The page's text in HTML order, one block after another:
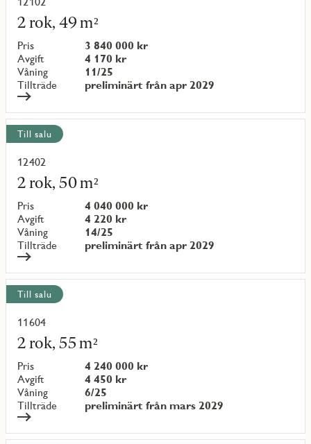
2 rok, 49 m²
Pris
3 840 000 kr
Avgift
4 170 kr
Våning
11/25
Tillträde
preliminärt från apr 2029
Läs
mer
om
objekt
{objectNumber}
Till salu
12402
2 rok, 50 m²
Pris
4 040 000 kr
Avgift
4 220 kr
Våning
14/25
Tillträde
preliminärt från apr 2029
Läs
mer
om
objekt
{objectNumber}
Till salu
11604
2 rok, 55 m²
Pris
4 240 000 kr
Avgift
4 450 kr
Våning
6/25
Tillträde
preliminärt från mars 2029
Läs
mer
om
objekt
{objectNumber}